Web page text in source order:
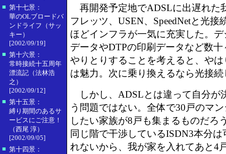
■ 第十七景：
華のOLブロードバ
ンドライフ（サッ
キー）
[2002/09/19]
■ 第十六景：
常時接続十五周年
漂流記（法林浩
之）
[2002/09/12]
■ 第十五景：
縛り期間のあるサ
ービスにご注意！
（西尾 淳）
[2002/09/05]
■ 第十四景：
再開発予定地でADSLに出遅れた
フレッツ、USEN、SpeedNetと光接
ほどインフラが一気に充実した。
データやDTPの印刷データなど数
やりとりすることを考えると、や
は魅力。次に乗り換えるなら光接
しかし、ADSLとは違って自分が
う問題ではない。全体で30戸のマ
したい家族が8戸も集まるものだ
同じ階で干渉しているISDN3本分
れないから、我が家を入れてあと